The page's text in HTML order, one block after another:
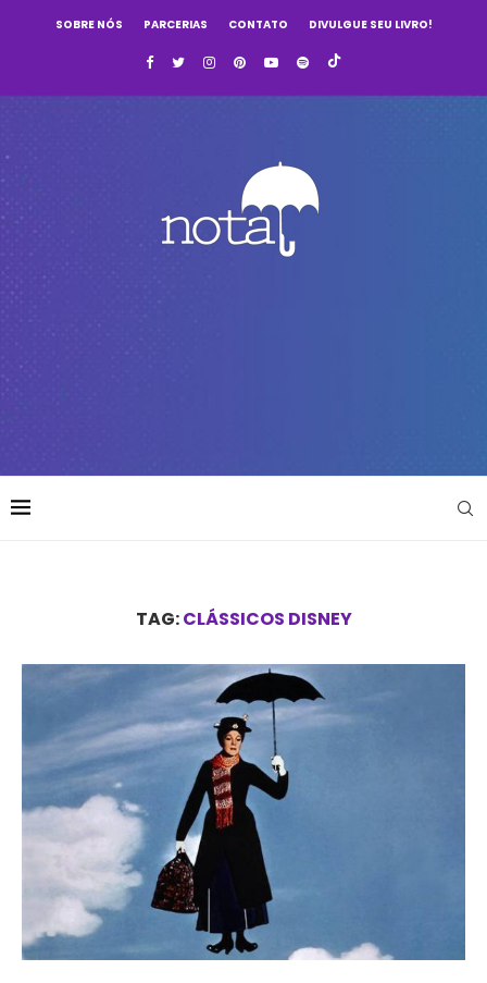
SOBRE NÓS PARCERIAS CONTATO DIVULGUE SEU LIVRO!
TAG:CLÁSSICOS DISNEY